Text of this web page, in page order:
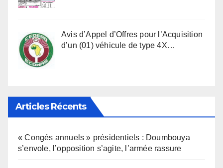
Avis d’Appel d’Offres pour l’Acquisition
d’un (01) véhicule de type 4X…
Articles Récents
« Congés annuels » présidentiels : Doumbouya
s’envole, l’opposition s’agite, l’armée rassure